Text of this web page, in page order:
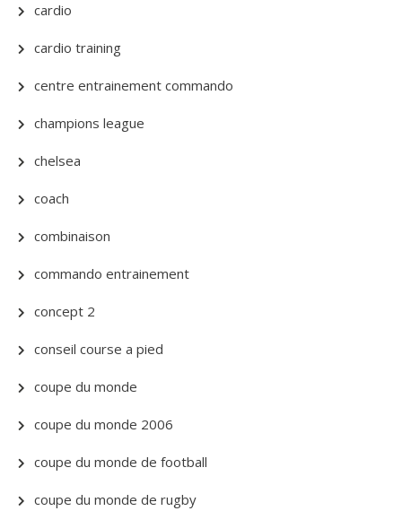
cardio
cardio training
centre entrainement commando
champions league
chelsea
coach
combinaison
commando entrainement
concept 2
conseil course a pied
coupe du monde
coupe du monde 2006
coupe du monde de football
coupe du monde de rugby